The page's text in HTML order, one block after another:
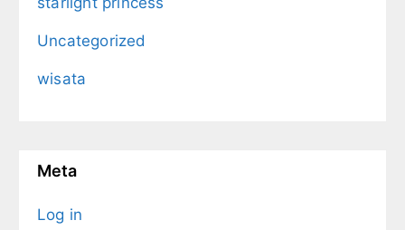
Uncategorized
wisata
Meta
Log in